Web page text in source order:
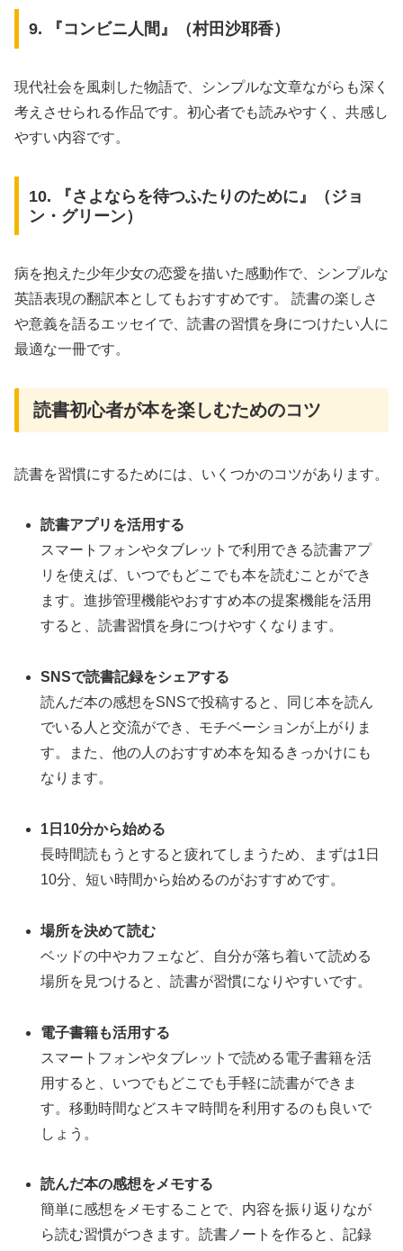
9. 『コンビニ人間』（村田沙耶香）
現代社会を風刺した物語で、シンプルな文章ながらも深く
考えさせられる作品です。初心者でも読みやすく、共感し
やすい内容です。
10. 『さよならを待つふたりのために』（ジョ
ン・グリーン）
病を抱えた少年少女の恋愛を描いた感動作で、シンプルな
英語表現の翻訳本としてもおすすめです。 読書の楽しさ
や意義を語るエッセイで、読書の習慣を身につけたい人に
最適な一冊です。
読書初心者が本を楽しむためのコツ
読書を習慣にするためには、いくつかのコツがあります。
読書アプリを活用する
スマートフォンやタブレットで利用できる読書アプ
リを使えば、いつでもどこでも本を読むことができ
ます。進捗管理機能やおすすめ本の提案機能を活用
すると、読書習慣を身につけやすくなります。
SNSで読書記録をシェアする
読んだ本の感想をSNSで投稿すると、同じ本を読ん
でいる人と交流ができ、モチベーションが上がりま
す。また、他の人のおすすめ本を知るきっかけにも
なります。
1日10分から始める
長時間読もうとすると疲れてしまうため、まずは1日
10分、短い時間から始めるのがおすすめです。
場所を決めて読む
ベッドの中やカフェなど、自分が落ち着いて読める
場所を見つけると、読書が習慣になりやすいです。
電子書籍も活用する
スマートフォンやタブレットで読める電子書籍を活
用すると、いつでもどこでも手軽に読書ができま
す。移動時間などスキマ時間を利用するのも良いで
しょう。
読んだ本の感想をメモする
簡単に感想をメモすることで、内容を振り返りなが
ら読む習慣がつきます。読書ノートを作ると、記録